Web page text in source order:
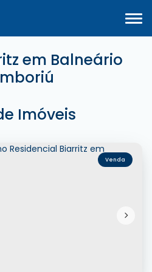
em Balneário
Imóveis